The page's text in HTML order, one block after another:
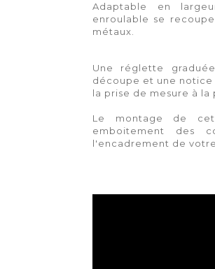
Adaptable en
enroulable se
métaux.
Une réglette
découpe et une
la prise de mesure à la
Le montage de
emboitement des
l'encadrement de